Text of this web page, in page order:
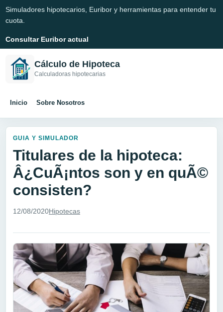
Simuladores hipotecarios, Euribor y herramientas para entender tu
cuota.
Consultar Euribor actual
Cálculo de Hipoteca
Calculadoras hipotecarias
Inicio Sobre Nosotros
GUIA Y SIMULADOR
Titulares de la hipoteca:
Â¿CuÃ¡ntos son y en quÃ©
consisten?
12/08/2020Hipotecas